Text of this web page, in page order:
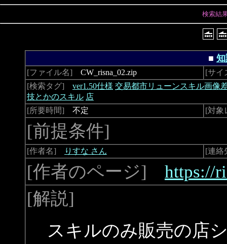
検索結
■
[ファイル名] CW_risna_02.zip
[サイ
[検索タグ]
ver1.50仕様 交易都市リューンスキル画像
技とかのスキル 店
[所要時間] 不定 [対象
[前提条件]
[作者名] りすな さん [連絡
[作者のページ]
https://
[解説]
スキルのみ販売の店